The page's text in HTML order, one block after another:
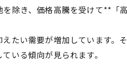
除き、価格高騰を受けて**「
えたい需要が増加しています
いる傾向が見られます。